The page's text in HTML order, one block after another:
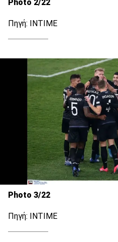
Photo 2/22
Πηγή: ΙΝΤΙΜΕ
Photo 3/22
Πηγή: ΙΝΤΙΜΕ